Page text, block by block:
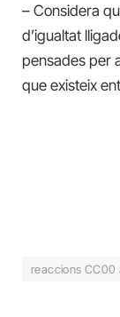
– Considera
d’igualtat
pensades per
que existeix
reaccions CC00